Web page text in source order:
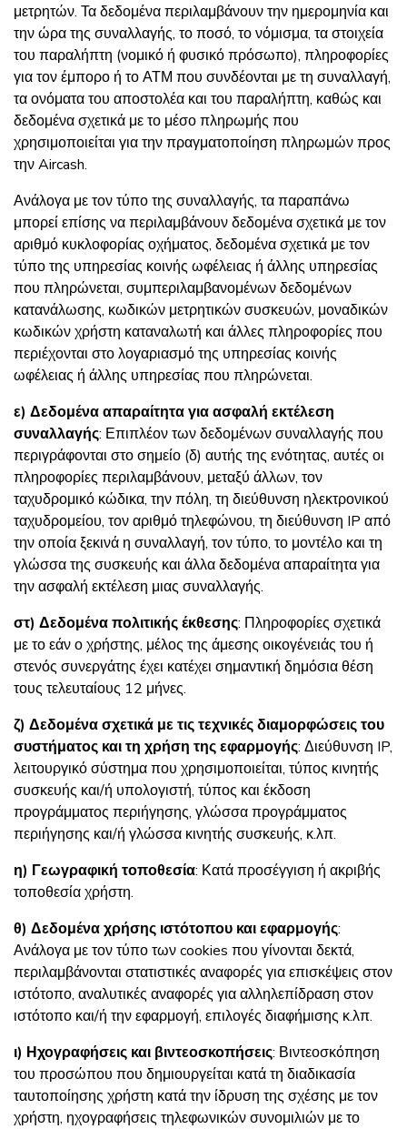
μετρητών. Τα δεδομένα περιλαμβάνουν την ημερομηνία και
την ώρα της συναλλαγής, το ποσό, το νόμισμα, τα στοιχεία
του παραλήπτη (νομικό ή φυσικό πρόσωπο), πληροφορίες
για τον έμπορο ή το ΑΤΜ που συνδέονται με τη συναλλαγή,
τα ονόματα του αποστολέα και του παραλήπτη, καθώς και
δεδομένα σχετικά με το μέσο πληρωμής που
χρησιμοποιείται για την πραγματοποίηση πληρωμών προς
την Aircash.
Ανάλογα με τον τύπο της συναλλαγής, τα παραπάνω
μπορεί επίσης να περιλαμβάνουν δεδομένα σχετικά με τον
αριθμό κυκλοφορίας οχήματος, δεδομένα σχετικά με τον
τύπο της υπηρεσίας κοινής ωφέλειας ή άλλης υπηρεσίας
που πληρώνεται, συμπεριλαμβανομένων δεδομένων
κατανάλωσης, κωδικών μετρητικών συσκευών, μοναδικών
κωδικών χρήστη καταναλωτή και άλλες πληροφορίες που
περιέχονται στο λογαριασμό της υπηρεσίας κοινής
ωφέλειας ή άλλης υπηρεσίας που πληρώνεται.
ε) Δεδομένα απαραίτητα για ασφαλή εκτέλεση
συναλλαγής: Επιπλέον των δεδομένων συναλλαγής που
περιγράφονται στο σημείο (δ) αυτής της ενότητας, αυτές οι
πληροφορίες περιλαμβάνουν, μεταξύ άλλων, τον
ταχυδρομικό κώδικα, την πόλη, τη διεύθυνση ηλεκτρονικού
ταχυδρομείου, τον αριθμό τηλεφώνου, τη διεύθυνση IP από
την οποία ξεκινά η συναλλαγή, τον τύπο, το μοντέλο και τη
γλώσσα της συσκευής και άλλα δεδομένα απαραίτητα για
την ασφαλή εκτέλεση μιας συναλλαγής.
στ) Δεδομένα πολιτικής έκθεσης: Πληροφορίες σχετικά
με το εάν ο χρήστης, μέλος της άμεσης οικογένειάς του ή
στενός συνεργάτης έχει κατέχει σημαντική δημόσια θέση
τους τελευταίους 12 μήνες.
ζ) Δεδομένα σχετικά με τις τεχνικές διαμορφώσεις του
συστήματος και τη χρήση της εφαρμογής: Διεύθυνση IP,
λειτουργικό σύστημα που χρησιμοποιείται, τύπος κινητής
συσκευής και/ή υπολογιστή, τύπος και έκδοση
προγράμματος περιήγησης, γλώσσα προγράμματος
περιήγησης και/ή γλώσσα κινητής συσκευής, κ.λπ.
η) Γεωγραφική τοποθεσία: Κατά προσέγγιση ή ακριβής
τοποθεσία χρήστη.
θ) Δεδομένα χρήσης ιστότοπου και εφαρμογής:
Ανάλογα με τον τύπο των cookies που γίνονται δεκτά,
περιλαμβάνονται στατιστικές αναφορές για επισκέψεις στον
ιστότοπο, αναλυτικές αναφορές για αλληλεπίδραση στον
ιστότοπο και/ή την εφαρμογή, επιλογές διαφήμισης κ.λπ.
ι) Ηχογραφήσεις και βιντεοσκοπήσεις: Βιντεοσκόπηση
του προσώπου που δημιουργείται κατά τη διαδικασία
ταυτοποίησης χρήστη κατά την ίδρυση της σχέσης με τον
χρήστη, ηχογραφήσεις τηλεφωνικών συνομιλιών με το